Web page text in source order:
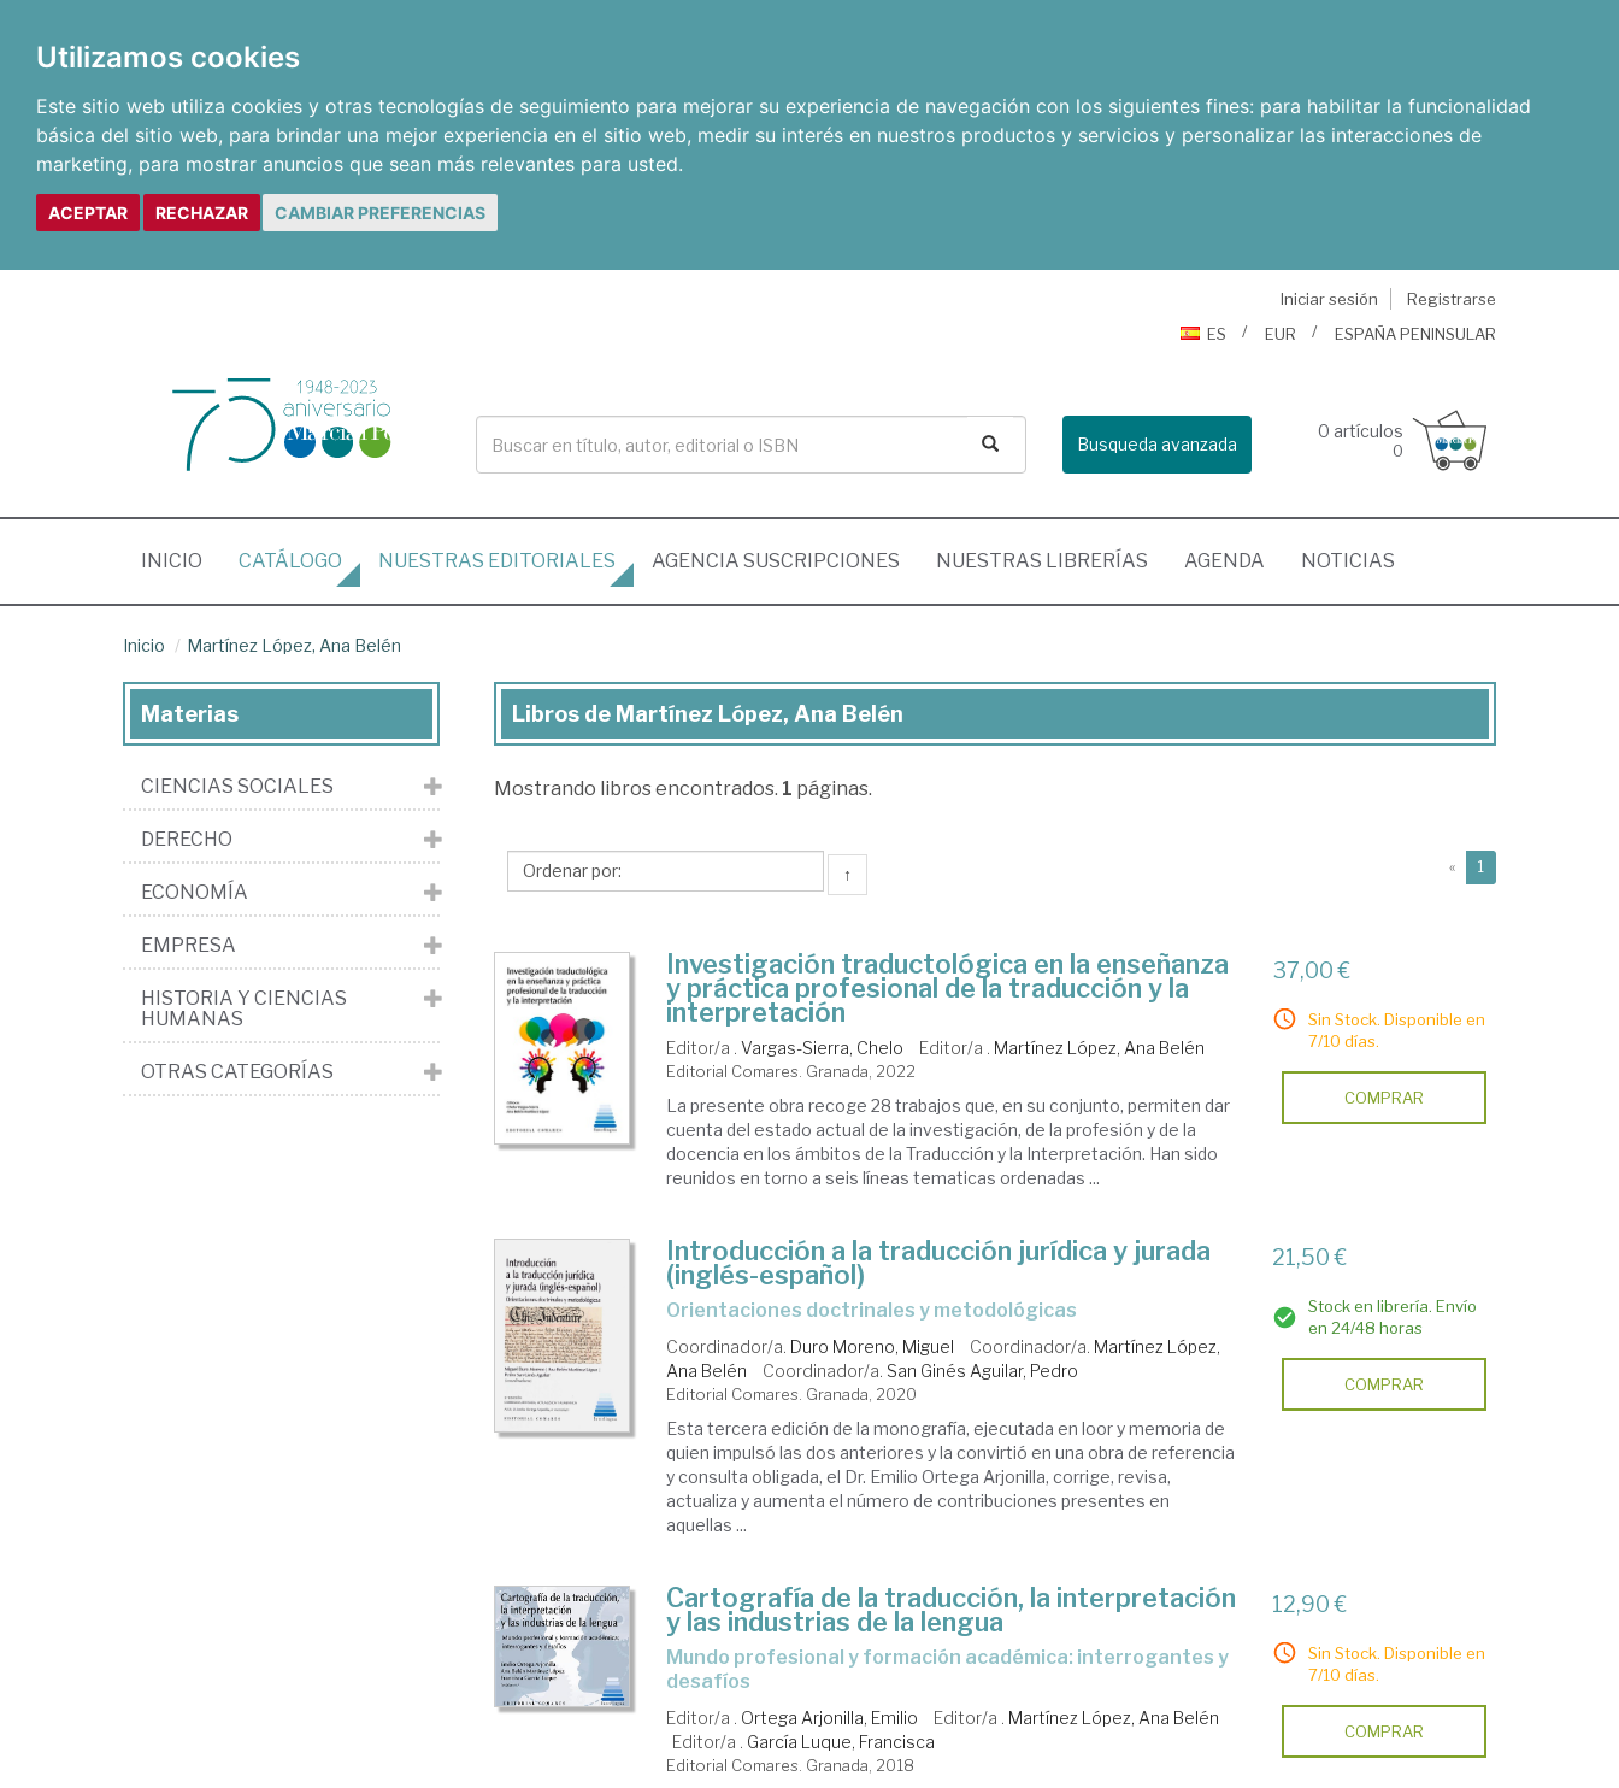
Utilizamos cookies
Este sitio web utiliza cookies y otras tecnologías de seguimiento para mejorar su experiencia de navegación con los siguientes fines: para habilitar la funcionalidad
básica del sitio web, para brindar una mejor experiencia en el sitio web, medir su interés en nuestros productos y servicios y personalizar las interacciones de
marketing, para mostrar anuncios que sean más relevantes para usted.
ACEPTAR RECHAZAR CAMBIAR PREFERENCIAS
Iniciar sesión
Registrarse
ES
EUR ESPAÑA PENINSULAR
Busqueda avanzada
0 artículos
0
INICIO (CURRENT)
CATÁLOGO NUESTRAS EDITORIALES AGENCIA SUSCRIPCIONES NUESTRAS LIBRERÍAS AGENDA NOTICIAS
Inicio Martínez López, Ana Belén
Libros
Martínez
Ana
Libros de Martínez López, Ana Belén
Mostrando libros encontrados. 1 páginas.
↑ « 1
Investigación traductológica en la enseñanza
y práctica profesional de la traducción y la
interpretación
Editor/a .Vargas-Sierra, Chelo Editor/a . Martínez López, Ana Belén
Editorial Comares. Granada, 2022
La presente obra recoge 28 trabajos que, en su conjunto, permiten dar
cuenta del estado actual de la investigación, de la profesión y de la
docencia en los ámbitos de la Traducción y la Interpretación. Han sido
reunidos en torno a seis líneas tematicas ordenadas ...
37,00 €
Sin Stock. Disponible en
7/10 días.
COMPRAR
Introducción a la traducción jurídica y jurada
(inglés-español)
Orientaciones doctrinales y metodológicas
Coordinador/a. Duro Moreno, Miguel Coordinador/a. Martínez López,
Ana Belén
Coordinador/a. San Ginés Aguilar, Pedro
Editorial Comares. Granada, 2020
Esta tercera edición de la monografía, ejecutada en loor y memoria de
quien impulsó las dos anteriores y la convirtió en una obra de referencia
y consulta obligada, el Dr. Emilio Ortega Arjonilla, corrige, revisa,
actualiza y aumenta el número de contribuciones presentes en
aquellas ...
21,50 €
Stock en librería. Envío
en 24/48 horas
COMPRAR
Cartografía de la traducción, la interpretación
y las industrias de la lengua
Mundo profesional y formación académica: interrogantes y
desafíos
Editor/a . Ortega Arjonilla, Emilio Editor/a . Martínez López, Ana Belén
Editor/a . García Luque, Francisca
Editorial Comares. Granada, 2018
12,90 €
Sin Stock. Disponible en
7/10 días.
COMPRAR
Materias
CIENCIAS SOCIALES
DERECHO
ECONOMÍA
EMPRESA
HISTORIA Y CIENCIAS
HUMANAS
OTRAS CATEGORÍAS